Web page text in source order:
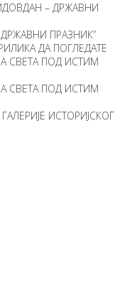
– ДРЖАВНИ
ПРАЗНИК”
ДА ПОГЛЕДАТЕ
СВЕТА ПОД ИСТИМ
СВЕТА ПОД ИСТИМ
ИСТОРИЈСКОГ